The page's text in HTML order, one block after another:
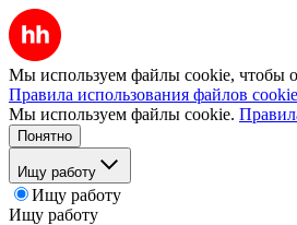
Мы используем файлы cookie, чтобы
Правила использования файлов cookie
Мы используем файлы cookie.
Понятно
Ищу работу
Ищу работу
Ищу работу